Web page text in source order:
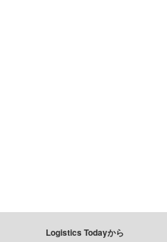
Logistics Todayから